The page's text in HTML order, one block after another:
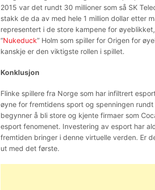
2015 var det rundt 30 millioner som så SK
stakk de da av med hele 1 million dollar etter
representert i de store kampene for
“Nukeduck” Holm som spiller for Origen for
kanskje er den viktigste rollen i spillet.
Konklusjon
Flinke spillere fra Norge som har infiltrert
øyne for fremtidens sport og spenningen
begynner å bli store og kjente firmaer som
esport fenomenet. Investering av esport har
fremtiden bringer i denne virtuelle verden. Er
ut med det første.